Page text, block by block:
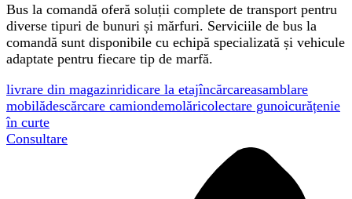
Bus la comandă oferă soluții complete de transport pentru
diverse tipuri de bunuri și mărfuri. Serviciile de bus la
comandă sunt disponibile cu echipă specializată și vehicule
adaptate pentru fiecare tip de marfă.
livrare din magazinridicare la etajîncărcareasamblare
mobilădescărcare camiondemolăricolectare gunoicurățenie
în curte
Consultare